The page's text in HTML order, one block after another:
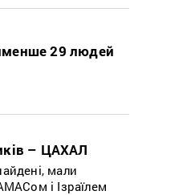
29 людей
– ЦАХАЛ
мали
і Ізраїлем